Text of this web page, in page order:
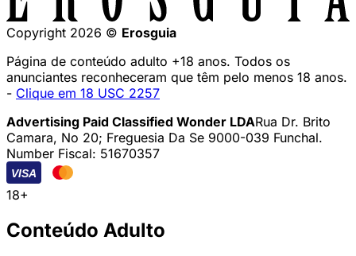
Copyright 2026 © Erosguia
Página de conteúdo adulto +18 anos. Todos os
anunciantes reconheceram que têm pelo menos 18 anos.
- Clique em 18 USC 2257
Advertising Paid Classified Wonder LDARua Dr. Brito
Camara, No 20; Freguesia Da Se 9000-039 Funchal.
Number Fiscal: 51670357
VISA
18+
Conteúdo Adulto